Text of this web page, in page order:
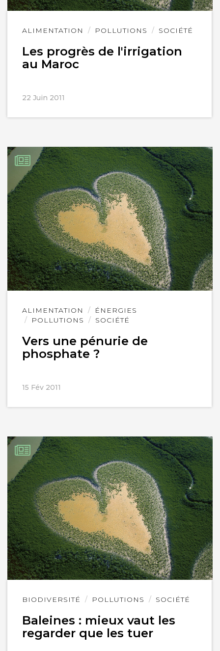
ALIMENTATION POLLUTIONS SOCIÉTÉ
Les progrès de l'irrigation
au Maroc
22 Juin 2011
Lire
ALIMENTATION
ÉNERGIES
POLLUTIONS
SOCIÉTÉ
Vers une pénurie de
phosphate ?
15 Fév 2011
Lire
l'article
BIODIVERSITÉ POLLUTIONS SOCIÉTÉ
Baleines : mieux vaut les
regarder que les tuer
Lire